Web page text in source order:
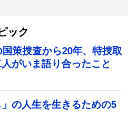
ック
策捜査から20年、特捜取
がいま語り合ったこと
の人生を生きるための5